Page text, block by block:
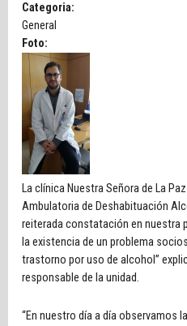
Categoria:
General
Foto:
La clínica Nuestra Señora de La
Ambulatoria de Deshabituación
reiterada constatación en nuestra
la existencia de un problema
trastorno por uso de alcohol”
responsable de la unidad.
“En nuestro día a día observamos